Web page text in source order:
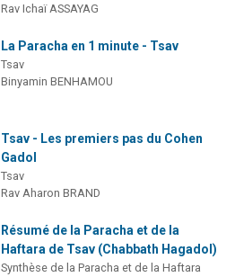
Rav Ichaï ASSAYAG
La Paracha en 1 minute - Tsav
Tsav
Binyamin BENHAMOU
Tsav - Les premiers pas du Cohen
Gadol
Tsav
Rav Aharon BRAND
Résumé de la Paracha et de la
Haftara de Tsav (Chabbath Hagadol)
Synthèse de la Paracha et de la Haftara